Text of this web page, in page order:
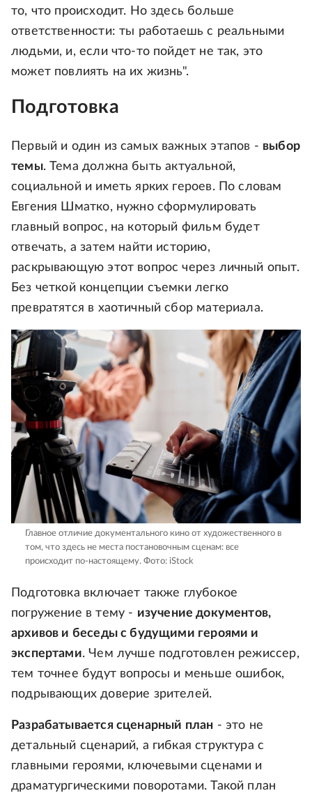
то, что происходит. Но здесь больше
ответственности: ты работаешь с реальными
людьми, и, если что-то пойдет не так, это
может повлиять на их жизнь".
Подготовка
Первый и один из самых важных этапов - выбор
темы. Тема должна быть актуальной,
социальной и иметь ярких героев. По словам
Евгения Шматко, нужно сформулировать
главный вопрос, на который фильм будет
отвечать, а затем найти историю,
раскрывающую этот вопрос через личный опыт.
Без четкой концепции съемки легко
превратятся в хаотичный сбор материала.
Главное отличие документального кино от художественного в
том, что здесь не места постановочным сценам: все
происходит по-настоящему. Фото: iStock
Подготовка включает также глубокое
погружение в тему - изучение документов,
архивов и беседы с будущими героями и
экспертами. Чем лучше подготовлен режиссер,
тем точнее будут вопросы и меньше ошибок,
подрывающих доверие зрителей.
Разрабатывается сценарный план - это не
детальный сценарий, а гибкая структура с
главными героями, ключевыми сценами и
драматургическими поворотами. Такой план